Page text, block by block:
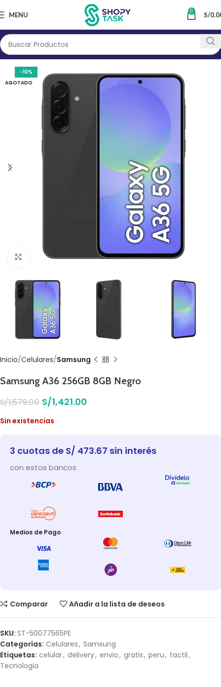
MENU 0 S/
-10%
AGOTADO
Click to enlarge
Inicio Celulares Samsung
Samsung A36 256GB 8GB Negro
S/1,579.00 S/1,421.00
Sin existencias
3 cuotas de S/ 473.67 sin interés
con estos bancos
Medios de Pago
Comparar Añadir a la lista de deseos
SKU: ST-50077565PE
Categorías: Celulares, Samsung
Etiquetas: celular, delivery, envio, gratis, peru, tactil,
Tecnologia